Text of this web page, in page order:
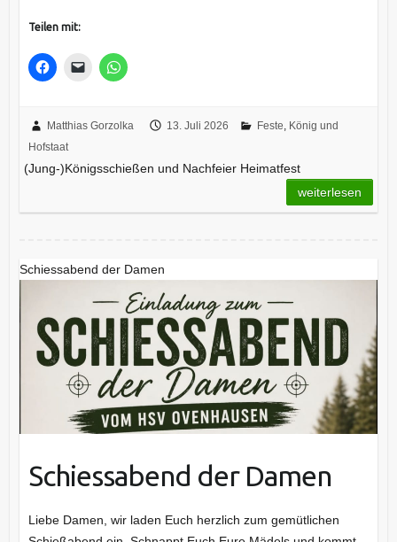
Teilen mit:
Matthias Gorzolka 13. Juli 2026 Feste, König und
Hofstaat
(Jung-)Königsschießen und Nachfeier Heimatfest
weiterlesen
Schiessabend der Damen
Schiessabend der Damen
Liebe Damen, wir laden Euch herzlich zum gemütlichen